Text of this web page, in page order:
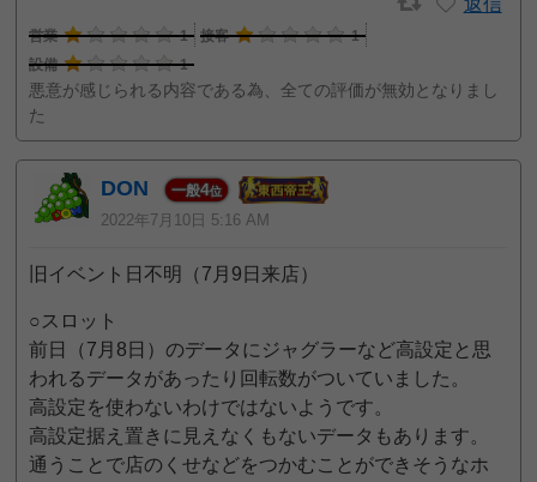
営業 1 接客
1
設備
1
悪意が感じられる内容である為、全ての評価が無効となりまし
た
DON 一般4位
2022年7月10日 5:16 AM
旧イベント日不明（7月9日来店）
○スロット
前日（7月8日）のデータにジャグラーなど高設定と思
われるデータがあったり回転数がついていました。
高設定を使わないわけではないようです。
高設定据え置きに見えなくもないデータもあります。
通うことで店のくせなどをつかむことができそうなホ